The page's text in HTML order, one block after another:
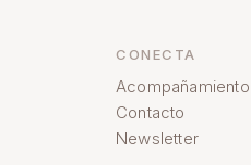
CONECTA
Acompañamiento
Contacto
Newsletter